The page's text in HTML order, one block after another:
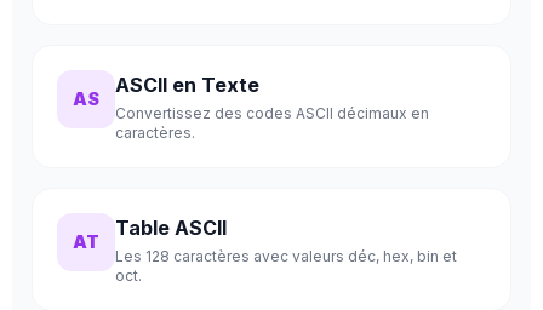
AS
ASCII en Texte
Convertissez des codes ASCII décimaux en
caractères.
AT
Table ASCII
Les 128 caractères avec valeurs déc, hex, bin et
oct.